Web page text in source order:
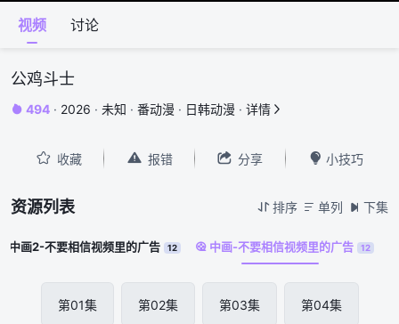
视频 讨论
公鸡斗士
 494 · 2026 · 未知 · 番动漫 · 日韩动漫 · 详情 
 收藏  报错  分享  小技巧
资源列表  排序  单列  下集
中画2-不要相信视频里的广告 12  中画-不要相信视频里的广告 12
第01集 第02集 第03集 第04集